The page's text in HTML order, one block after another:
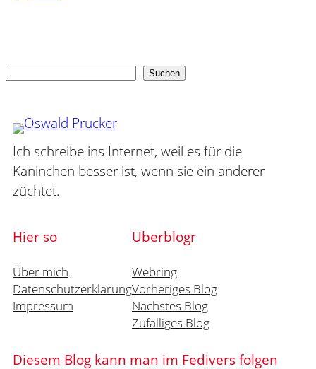
Suchen Suchen
Ich schreibe ins Internet, weil es für die
Kaninchen besser ist, wenn sie ein anderer
züchtet.
Hier so
Über mich
Datenschutzerklärung
Impressum
Uberblogr
Webring
Vorheriges Blog
Nächstes Blog
Zufälliges Blog
Diesem Blog kann man im Fedivers folgen